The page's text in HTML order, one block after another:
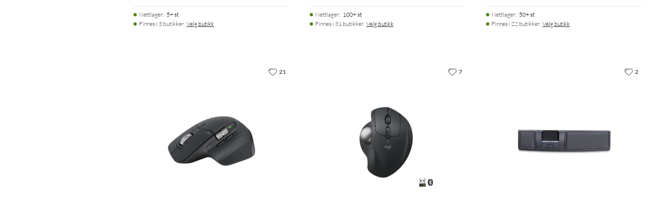
Nettlager: 5+ st
Finnes i 3 butikker. Velg butikk
Nettlager: 100+ st
Finnes i 31 butikker. Velg butikk
Nettlager: 50+ st
Finnes i 22 butikker. Velg butikk
21 7 2